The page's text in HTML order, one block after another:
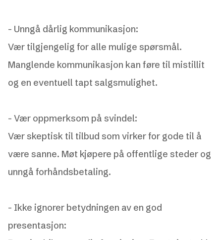
- Unngå dårlig kommunikasjon:
Vær tilgjengelig for alle mulige spørsmål.
Manglende kommunikasjon kan føre til mistillit
og en eventuell tapt salgsmulighet.
- Vær oppmerksom på svindel:
Vær skeptisk til tilbud som virker for gode til å
være sanne. Møt kjøpere på offentlige steder og
unngå forhåndsbetaling.
- Ikke ignorer betydningen av en god
presentasjon: